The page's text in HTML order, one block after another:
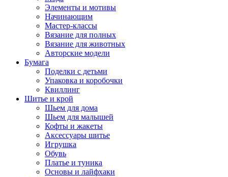
Элементы и мотивы
Начинающим
Мастер-классы
Вязание для полных
Вязание для животных
Авторские модели
Бумага
Поделки с детьми
Упаковка и коробочки
Квиллинг
Шитье и крой
Шьем для дома
Шьем для малышей
Кофты и жакеты
Аксессуары шитье
Игрушка
Обувь
Платье и туника
Основы и лайфхаки